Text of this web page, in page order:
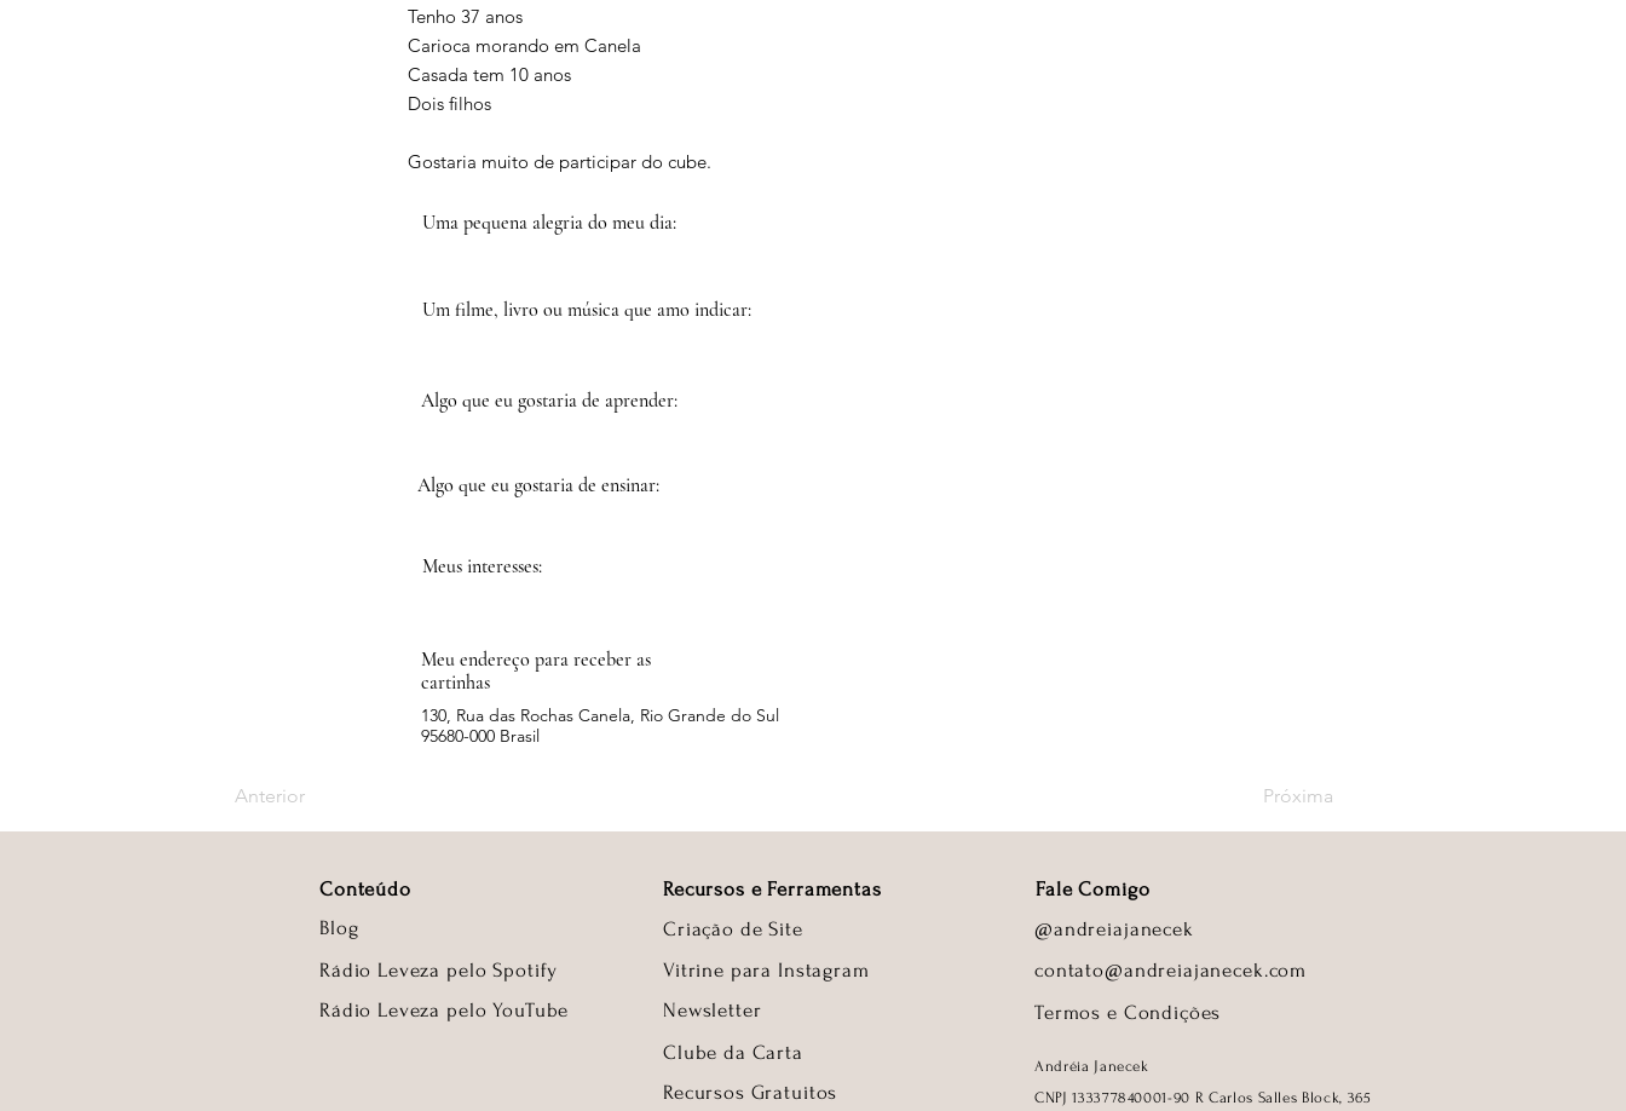
Tenho 37 anos
Carioca morando em Canela
Casada tem 10 anos
Dois filhos
Gostaria muito de participar do cube.
Uma pequena alegria do meu dia:
Um filme, livro ou música que amo indicar:
Algo que eu gostaria de aprender:
Algo que eu gostaria de ensinar:
Meus interesses:
Meu endereço para receber as
cartinhas
130, Rua das Rochas Canela, Rio Grande do Sul
95680-000 Brasil
Anterior Próxima
Conteúdo
Blog
Rádio Leveza pelo Spotify
Rádio Leveza pelo YouTube
Recursos e Ferramentas
Fale Comigo
Criação de Site
@andreiajanecek
Vitrine para Instagram
Newsletter
Clube da Carta
Recursos Gratuitos
contato@andreiajanecek.com
Termos e Condições
Andréia Janecek
CNPJ 133377840001-90 R Carlos Salles Block, 365